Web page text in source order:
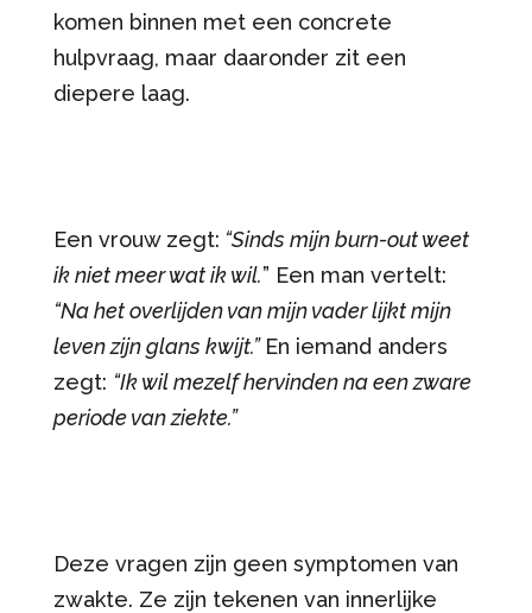
komen binnen met een concrete
hulpvraag, maar daaronder zit een
diepere laag.
Een vrouw zegt: “Sinds mijn burn-out weet
ik niet meer wat ik wil.” Een man vertelt:
“Na het overlijden van mijn vader lijkt mijn
leven zijn glans kwijt.” En iemand anders
zegt: “Ik wil mezelf hervinden na een zware
periode van ziekte.”
Deze vragen zijn geen symptomen van
zwakte. Ze zijn tekenen van innerlijke